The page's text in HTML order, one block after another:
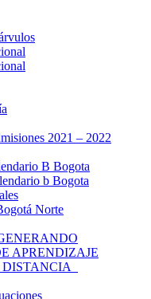
2021 – 2022
B Bogota
b Bogota
Norte
APRENDIZAJE
DISTANCIA